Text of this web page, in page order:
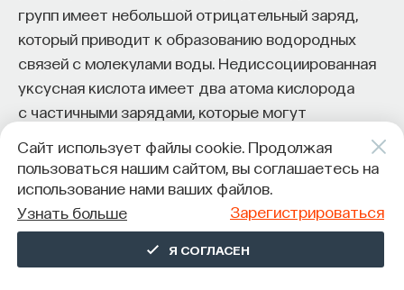
групп имеет небольшой отрицательный заряд,
который приводит к образованию водородных
связей с молекулами воды. Недиссоциированная
уксусная кислота имеет два атома кислорода
с частичными зарядами, которые могут
Диссоциированная уксусная кислота имеет два
атома кислорода с половинным отрицательным
зарядом, что приводит к эффективному
образованию водородных связей с водой.
Органические кислоты, такие как уксусная
Сайт использует файлы cookie. Продолжая
пользоваться нашим сайтом, вы соглашаетесь на
использование нами ваших файлов.
Узнать больше
Зарегистрироваться
Я СОГЛАСЕН